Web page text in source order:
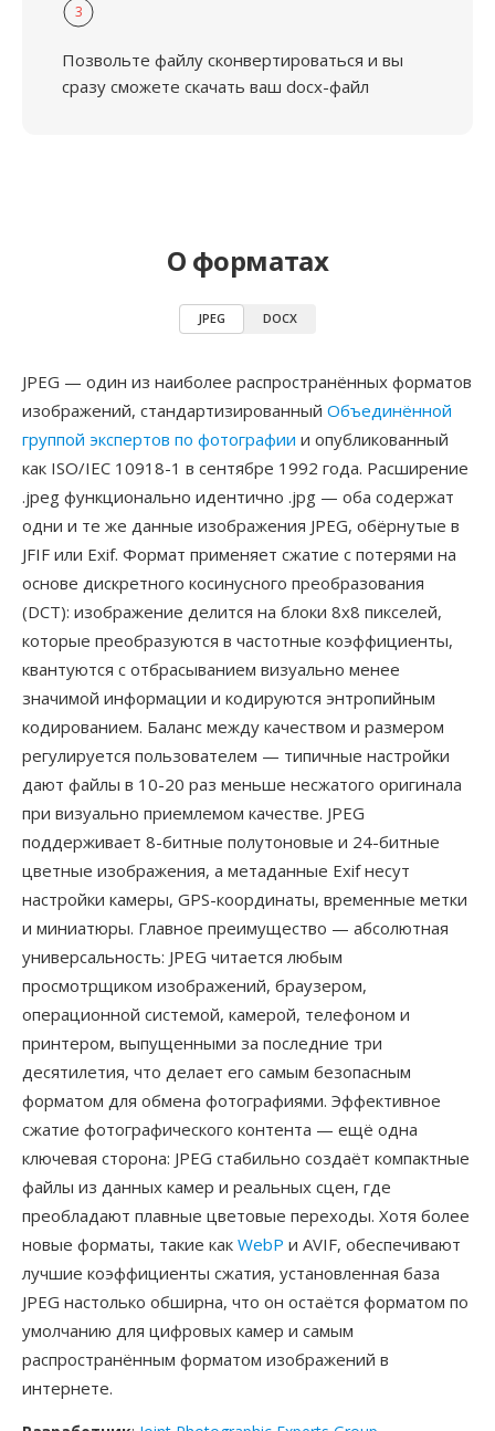
3
Позвольте файлу сконвертироваться и вы
сразу сможете скачать ваш docx-файл
О форматах
JPEG DOCX
JPEG — один из наиболее распространённых форматов
изображений, стандартизированный Объединённой
группой экспертов по фотографии и опубликованный
как ISO/IEC 10918-1 в сентябре 1992 года. Расширение
.jpeg функционально идентично .jpg — оба содержат
одни и те же данные изображения JPEG, обёрнутые в
JFIF или Exif. Формат применяет сжатие с потерями на
основе дискретного косинусного преобразования
(DCT): изображение делится на блоки 8x8 пикселей,
которые преобразуются в частотные коэффициенты,
квантуются с отбрасыванием визуально менее
значимой информации и кодируются энтропийным
кодированием. Баланс между качеством и размером
регулируется пользователем — типичные настройки
дают файлы в 10-20 раз меньше несжатого оригинала
при визуально приемлемом качестве. JPEG
поддерживает 8-битные полутоновые и 24-битные
цветные изображения, а метаданные Exif несут
настройки камеры, GPS-координаты, временные метки
и миниатюры. Главное преимущество — абсолютная
универсальность: JPEG читается любым
просмотрщиком изображений, браузером,
операционной системой, камерой, телефоном и
принтером, выпущенными за последние три
десятилетия, что делает его самым безопасным
форматом для обмена фотографиями. Эффективное
сжатие фотографического контента — ещё одна
ключевая сторона: JPEG стабильно создаёт компактные
файлы из данных камер и реальных сцен, где
преобладают плавные цветовые переходы. Хотя более
новые форматы, такие как WebP и AVIF, обеспечивают
лучшие коэффициенты сжатия, установленная база
JPEG настолько обширна, что он остаётся форматом по
умолчанию для цифровых камер и самым
распространённым форматом изображений в
интернете.